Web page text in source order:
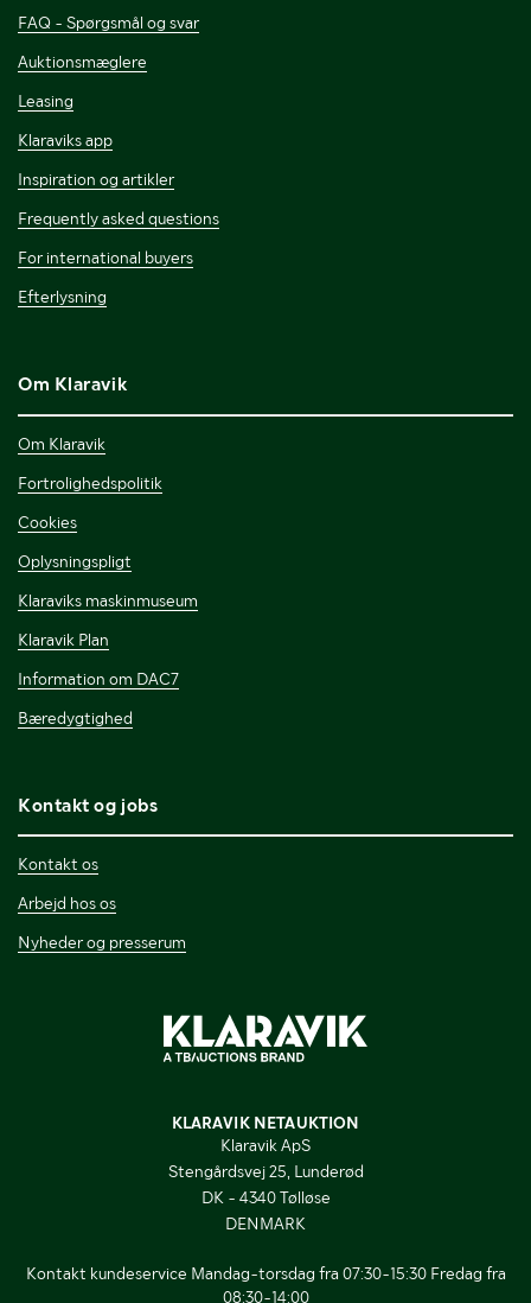
FAQ - Spørgsmål og svar
Auktionsmæglere
Leasing
Klaraviks app
Inspiration og artikler
Frequently asked questions
For international buyers
Efterlysning
Om Klaravik
Om Klaravik
Fortrolighedspolitik
Cookies
Oplysningspligt
Klaraviks maskinmuseum
Klaravik Plan
Information om DAC7
Bæredygtighed
Kontakt og jobs
Kontakt os
Arbejd hos os
Nyheder og presserum
KLARAVIK NETAUKTION
Klaravik ApS
Stengårdsvej 25, Lunderød
DK - 4340 Tølløse
DENMARK
Kontakt kundeservice Mandag-torsdag fra 07:30-15:30 Fredag fra
08:30-14:00